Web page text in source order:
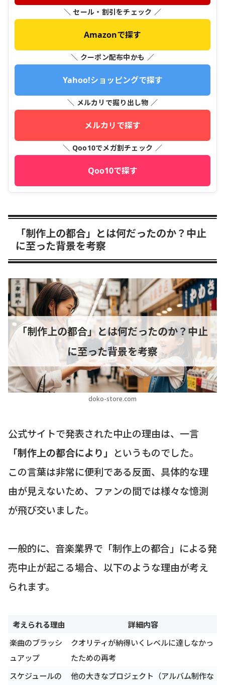
＼ セール・割引をチェック ／
Amazonで探す
＼ クーポン配布中かも ／
Yahoo!ショッピングで探す
＼ メルカリで掘り出し物 ／
メルカリで探す
＼ Qoo10でメガ割チェック ／
Qoo10で探す
「制作上の都合」とは何だったのか？中止
に至った背景を考察
doko-store.com
「制作上の都合」とは何だったのか？中止
に至った背景を考察
公式サイトで発表された中止の理由は、一言
「制作上の都合により」 というものでした。
この言葉は非常に便利である反面、具体的な理
由が見えないため、ファンの間では様々な憶測
が飛び交いました。
一般的に、音楽業界で「制作上の都合」による発
売中止が起こる場合、以下のような理由が考え
られます。
考えられる理由
詳細内容
楽曲のブラッシ
ュアップ
クオリティが納得いくレベルに達しなかっ
たための再考
スケジュールの
他の大きなプロジェクト（アルバム制作な